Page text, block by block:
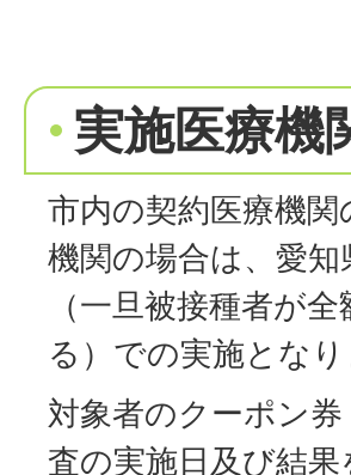
実施医療機
市内の契約医療機
機関の場合は、愛
（一旦被接種者が
る）での実施となり
対象者のクーポン
査の実施日及び結